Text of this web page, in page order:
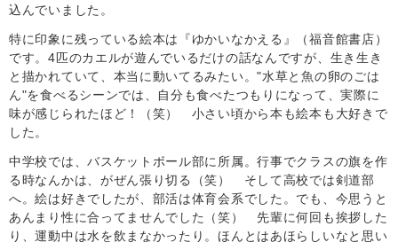
込んでいました。
特に印象に残っている絵本は『ゆかいなかえる』（福音館書店）
です。4匹のカエルが遊んでいるだけの話なんですが、生き生き
と描かれていて、本当に動いてるみたい。"水草と魚の卵のごは
ん"を食べるシーンでは、自分も食べたつもりになって、実際に
味が感じられたほど！（笑） 小さい頃から本も絵本も大好きで
した。
中学校では、バスケットボール部に所属。行事でクラスの旗を作
る時なんかは、がぜん張り切る（笑） そして高校では剣道部
へ。絵は好きでしたが、部活は体育会系でした。でも、今思うと
あんまり性に合ってませんでした（笑） 先輩に何回も挨拶した
り、運動中は水を飲まなかったり。ほんとはあほらしいなと思い